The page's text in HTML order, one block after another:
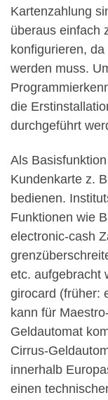
Kartenzahlung
überaus einfach
konfigurieren,
werden muss.
die
durchgeführt
Als
Kundenkarte z.
bedienen.
Funktionen wie
electronic-cash
etc. aufgebracht
girocard (früher:
kann für
Geldautomat
Cirrus-
innerhalb
einen